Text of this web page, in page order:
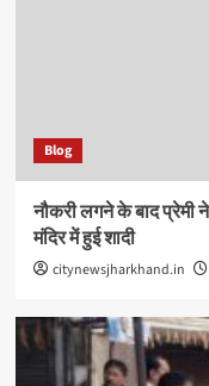
Blog
नौकरी लगने के बाद प्रेमी
मंदिर में हुई शादी
citynewsjharkhand.in